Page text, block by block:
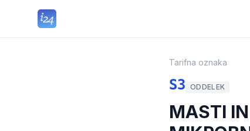
Tarifna oznaka
S3 ODDELEK
MASTI